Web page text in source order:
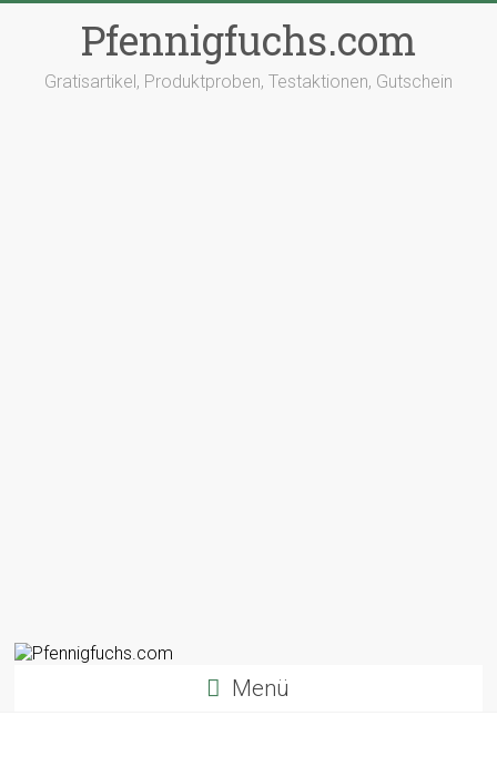
Pfennigfuchs.com
Gratisartikel, Produktproben, Testaktionen, Gutschein
Menü